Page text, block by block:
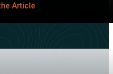
Article